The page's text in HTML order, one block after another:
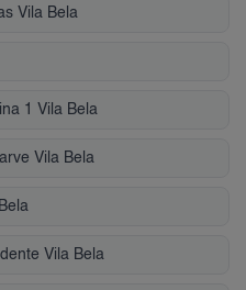
Vila Bela
1 Vila Bela
Vila Bela
Vila Bela